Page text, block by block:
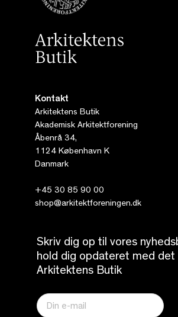
Kontakt
Arkitektens Butik
Akademisk Arkitektforening
Åbenrå 34,
1124 København K
Danmark
+45 30 85 90 00
shop@arkitektforeningen.dk
Skriv dig op til vores
hold dig opdateret med det
Arkitektens Butik